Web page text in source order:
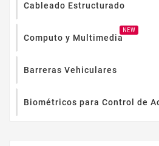
Cableado Estructurado
Computo y Multimedia
NEW
Barreras Vehiculares
Biométricos para Control de